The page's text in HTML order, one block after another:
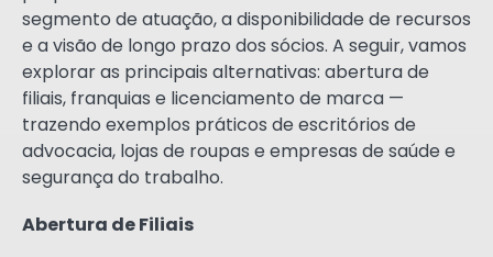
segmento de atuação, a disponibilidade de recursos
e a visão de longo prazo dos sócios. A seguir, vamos
explorar as principais alternativas: abertura de
filiais, franquias e licenciamento de marca —
trazendo exemplos práticos de escritórios de
advocacia, lojas de roupas e empresas de saúde e
segurança do trabalho.
Abertura de Filiais